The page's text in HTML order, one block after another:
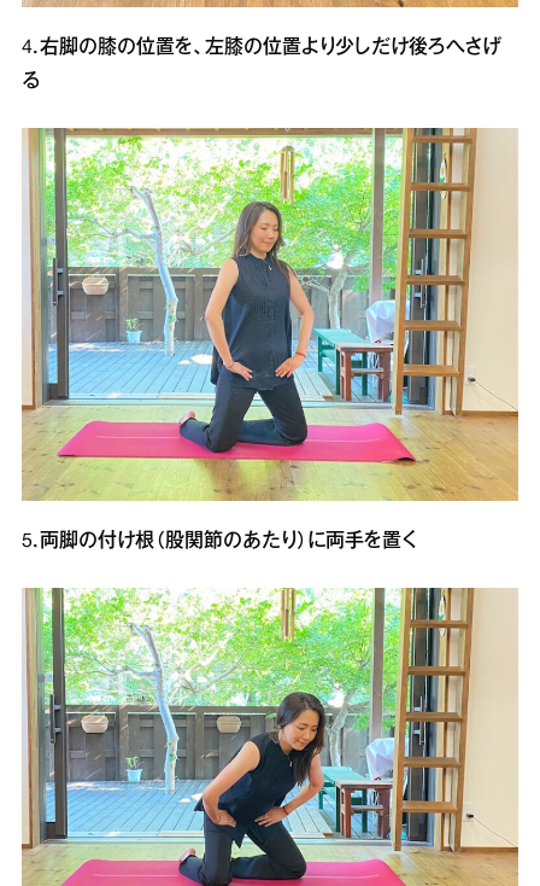
4．右脚の膝の位置を、左膝の位置より少しだけ後ろへさげ
る
5．両脚の付け根（股関節のあたり）に両手を置く